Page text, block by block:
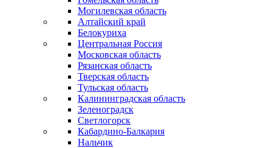
Могилевская область
Алтайский край
Белокуриха
Центральная Россия
Московская область
Рязанская область
Тверская область
Тульская область
Калининградская область
Зеленоградск
Светлогорск
Кабардино-Балкария
Нальчик